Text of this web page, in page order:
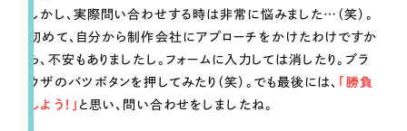
しかし、実際問い合わせする時は非常に悩みました…（笑）。
初めて、自分から制作会社にアプローチをかけたわけですか
ら、不安もありましたし。フォームに入力しては消したり。ブラ
ウザのバツボタンを押してみたり（笑）。でも最後には、 「勝負
しよう！」 と思い、問い合わせをしましたね。